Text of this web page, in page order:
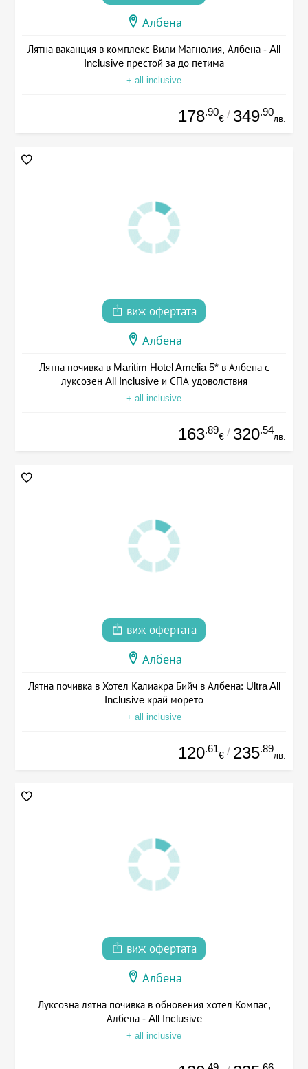
Албена
Лятна ваканция в комплекс Вили Магнолия, Албена - All
Inclusive престой за до петима
+ all inclusive
178.90
€ / 349.90
лв.
виж офертата
Албена
Лятна почивка в Maritim Hotel Amelia 5* в Албена с
луксозен All Inclusive и СПА удоволствия
+ all inclusive
163.89
€ / 320.54
лв.
виж офертата
Албена
Лятна почивка в Хотел Калиакра Бийч в Албена: Ultra All
Inclusive край морето
+ all inclusive
120.61
€ / 235.89
лв.
виж офертата
Албена
Луксозна лятна почивка в обновения хотел Компас,
Албена - All Inclusive
+ all inclusive